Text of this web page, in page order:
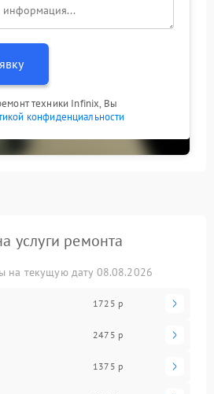
техники Infinix, Вы
конфиденциальности
услуги ремонта
на текущую дату 08.08.2026
1725 р
2475 р
1375 р